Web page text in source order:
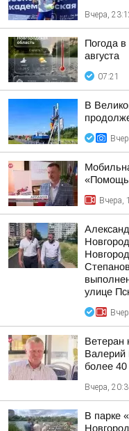
Вчера,
Погода в
августа
07:21
В
«Помощь
Вчера,
улице
Ветеран
Валерий
более 40
Вчера,
В парке